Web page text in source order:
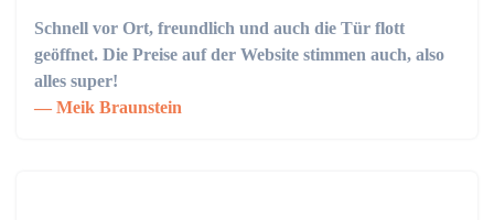
Schnell vor Ort, freundlich und auch die Tür flott
geöffnet. Die Preise auf der Website stimmen auch, also
alles super!
Meik Braunstein